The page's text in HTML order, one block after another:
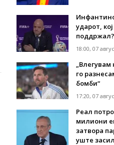
ударот,
поддржал?
18:00, 07
„Влегувам
го
бомби“
17:20, 07
Реал
милиони
затвора
уште